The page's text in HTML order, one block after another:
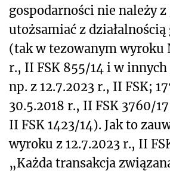
gospodarności nie należy
utożsamiać z działalnością
(tak w tezowanym wyroku
r., II FSK 855/14 i w
np. z 12.7.2023 r., II FSK;
30.5.2018 r., II FSK 3760/
II FSK 1423/14). Jak to
wyroku z 12.7.2023 r., II
„Każda transakcja